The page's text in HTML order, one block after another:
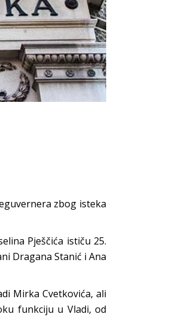
zbog isteka
Pješčića ističu 25.
Dragana Stanić i Ana
Mirka Cvetkovića, ali
funkciju u Vladi, od